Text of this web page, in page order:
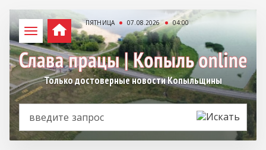
ПЯТНИЦА 07.08.2026 04:00
Только достоверные новости Копыльщины